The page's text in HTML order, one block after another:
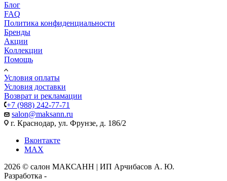
Блог
FAQ
Политика конфиденциальности
Бренды
Акции
Коллекции
Помощь
Условия оплаты
Условия доставки
Возврат и рекламации
+7 (988) 242-77-71
salon@maksann.ru
г. Краснодар, ул. Фрунзе, д. 186/2
Вконтакте
MAX
2026 © салон МАКСАНН | ИП Арчибасов А. Ю.
Разработка -